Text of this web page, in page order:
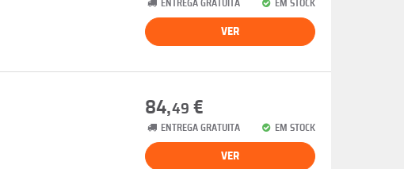
ENTREGA GRATUITA EM STOCK
VER
84,49 €
ENTREGA GRATUITA EM STOCK
VER